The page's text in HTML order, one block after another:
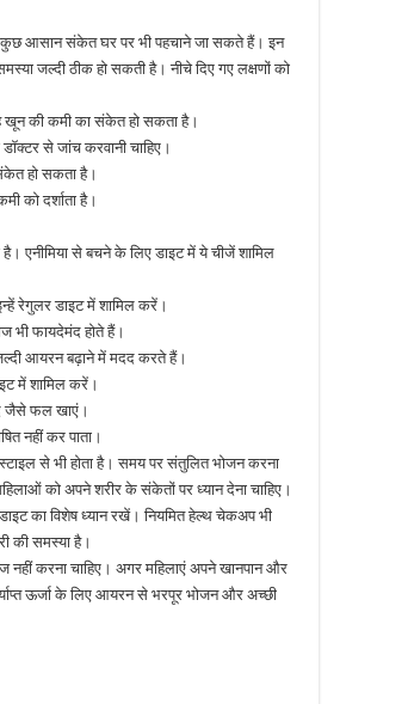
कुछ आसान संकेत घर पर भी पहचाने जा सकते हैं। इन
जल्दी ठीक हो सकती है। नीचे दिए गए लक्षणों को
खून की कमी का संकेत हो सकता है।
से जांच करवानी चाहिए।
हो सकता है।
को दर्शाता है।
है। एनीमिया से बचने के लिए डाइट में ये चीजें शामिल
रेगुलर डाइट में शामिल करें।
भी फायदेमंद होते हैं।
आयरन बढ़ाने में मदद करते हैं।
में शामिल करें।
जैसे फल खाएं।
नहीं कर पाता।
से भी होता है। समय पर संतुलित भोजन करना
को अपने शरीर के संकेतों पर ध्यान देना चाहिए।
का विशेष ध्यान रखें। नियमित हेल्थ चेकअप भी
की समस्या है।
करना चाहिए। अगर महिलाएं अपने खानपान और
ऊर्जा के लिए आयरन से भरपूर भोजन और अच्छी